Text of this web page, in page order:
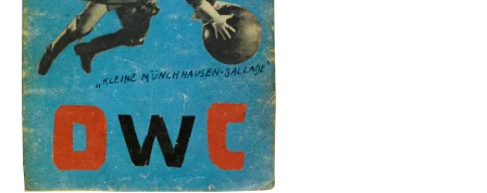
Gedichten met audiobijdrage
jaar
alle 1944